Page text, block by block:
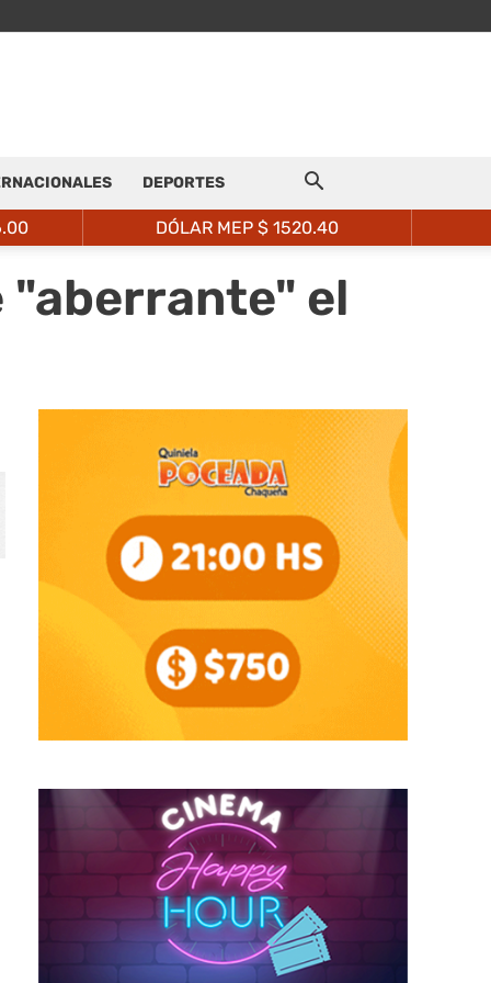
DEPORTES
DÓLAR MEP $ 1520.40
el